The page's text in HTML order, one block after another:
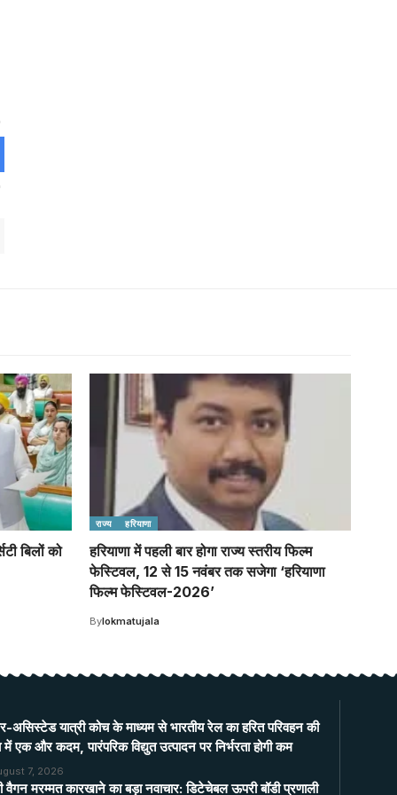
बिलों को
राज्य हरियाणा
हरियाणा में पहली बार होगा राज्य स्तरीय फिल्म
फेस्टिवल, 12 से 15 नवंबर तक सजेगा ‘हरियाणा
फिल्म फेस्टिवल-2026’
Bylokmatujala
असिस्टेड यात्री कोच के माध्यम से भारतीय रेल का हरित परिवहन की
में एक और कदम, पारंपरिक विद्युत उत्पादन पर निर्भरता होगी कम
7, 2026
वैगन मरम्मत कारखाने का बड़ा नवाचार: डिटेचेबल ऊपरी बॉडी प्रणाली